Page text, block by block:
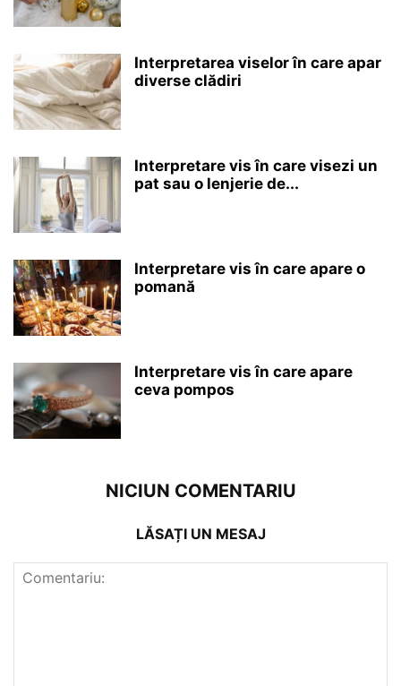
Interpretarea viselor în care apar
diverse clădiri
Interpretare vis în care visezi un
pat sau o lenjerie de...
Interpretare vis în care apare o
pomană
Interpretare vis în care apare
ceva pompos
NICIUN COMENTARIU
LĂSAȚI UN MESAJ